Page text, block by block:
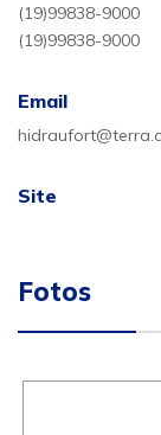
(19)99838-9000
(19)99838-9000
Email
Site
Fotos